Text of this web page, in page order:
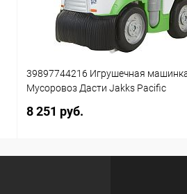
39897744216 Игрушечная
Мусоровоз Дасти Jakks Pacific
8 251 руб.